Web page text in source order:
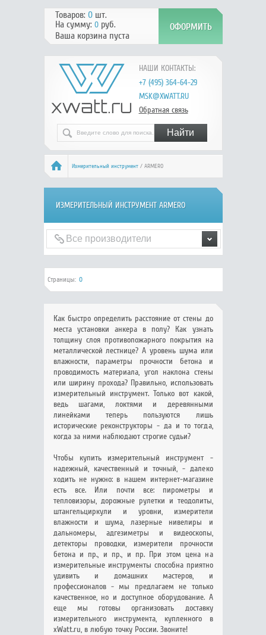
НАШИ КОНТАКТЫ:
+7 (495) 364-64-29
MSK@XWATT.RU
Обратная связь
Товаров: 0шт.
На сумму: 0руб.
Ваша корзина пуста
Измерительный инструмент/ ARMERO
ИЗМЕРИТЕЛЬНЫЙ ИНСТРУМЕНТ ARMERO
Страницы: 0
Как быстро определить расстояние от стены до
места установки анкера в полу? Как узнать
толщину слоя противопожарного покрытия на
металлической лестнице? А уровень шума или
влажности, параметры прочности бетона и
проводимость материала, угол наклона стены
или ширину прохода? Правильно, использовать
измерительный инструмент. Только вот какой,
ведь шагами, локтями и деревянными
линейками теперь пользуются лишь
исторические реконструкторы - да и то тогда,
когда за ними наблюдают строгие судьи?
Чтобы купить измерительный инструмент -
надежный, качественный и точный, - далеко
ходить не нужно: в нашем интернет-магазине
есть все. Или почти все: пирометры и
тепловизоры, дорожные рулетки и теодолиты,
штангельциркули и уровни, измерители
влажности и шума, лазерные нивелиры и
дальномеры, адгезиметры и видеоскопы,
детекторы проводки, измерители прочности
бетона и пр., и пр., и пр. При этом цена на
измерительные инструменты способна приятно
удивить и домашних мастеров, и
профессионалов - мы предлагаем не только
качественное, но и доступное оборудование. А
еще мы готовы организовать доставку
измерительного инструмента, купленного в
xWatt.ru, в любую точку России. Звоните!